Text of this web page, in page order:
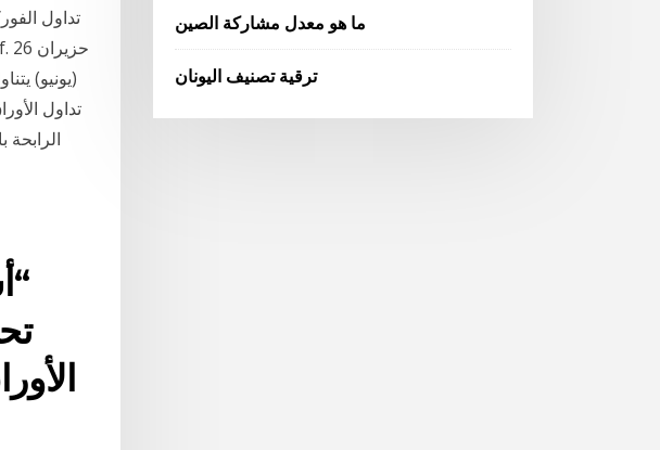
تداول
(يونيو)
ما هو معدل مشاركة الصين
ترقية تصنيف اليونان